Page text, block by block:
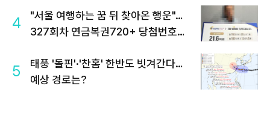
4
"서울 여행하는 꿈 뒤 찾아온 행운"…
327회차 연금복권720+ 당첨번호조
5
태풍 '돌핀'·'찬홈' 한반도 빗겨간다…
예상 경로는?